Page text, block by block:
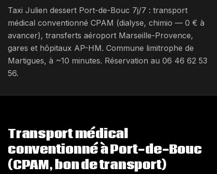
Taxi Julien dessert Port-de-Bouc 7j/7 : transport
médical conventionné CPAM (dialyse, chimio — 0 € à
avancer), transferts aéroport Marseille-Provence,
gares et hôpitaux AP-HM. Commune limitrophe de
Martigues, à ~10 minutes. Réservation au 06 46 62 53
56.
Transport médical
conventionné àPort-de-Bouc
(CPAM, bon de transport)